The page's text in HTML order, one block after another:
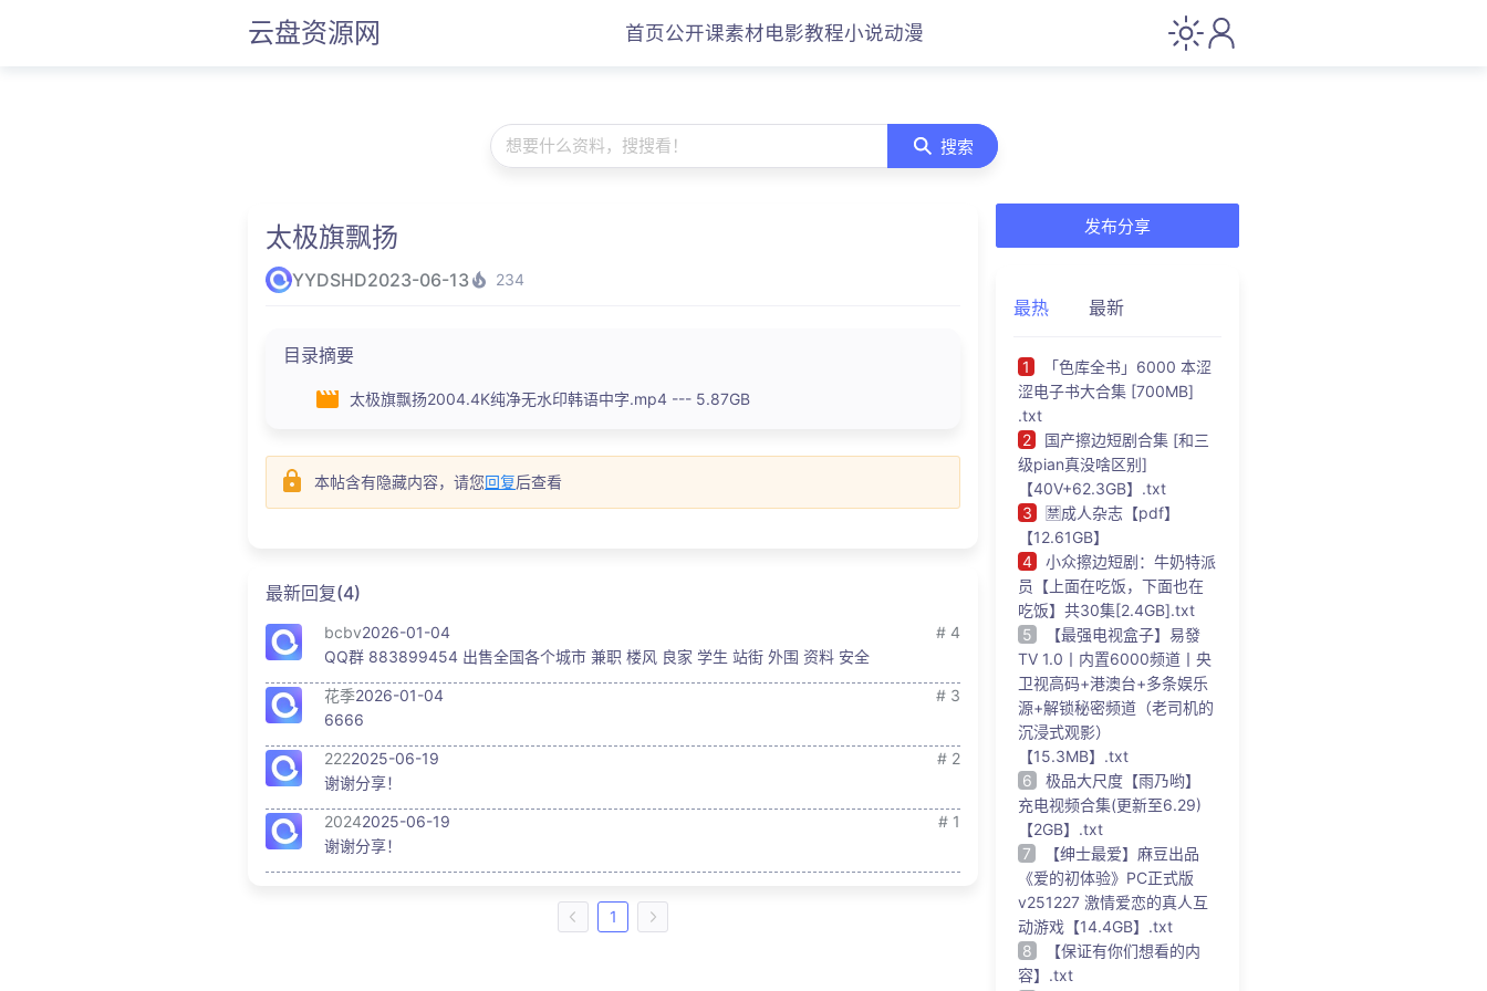
云盘资源网 首页公开课素材电影教程小说动漫
想要什么资料，搜搜看！ 搜索
太极旗飘扬
YYDSHD2023-06-13 234
目录摘要
太极旗飘扬2004.4K纯净无水印韩语中字.mp4 --- 5.87GB
本帖含有隐藏内容，请您回复后查看
最新回复(4)
bcbv2026-01-04
# 4
QQ群 883899454 出售全国各个城市 兼职 楼风 良家 学生 站街 外围 资料 安全
花季2026-01-04
# 3
6666
2222025-06-19
# 2
谢谢分享！
20242025-06-19
# 1
谢谢分享！
1
发布分享
最热 最新
1
「色库全书」6000 本涩
涩电子书大合集 [700MB]
.txt
2
国产擦边短剧合集 [和三
级pian真没啥区别]
【40V+62.3GB】.txt
3
🈲成人杂志【pdf】
【12.61GB】
4
小众擦边短剧：牛奶特派
员【上面在吃饭，下面也在
吃饭】共30集[2.4GB].txt
5
【最强电视盒子】易發
TV 1.0丨内置6000频道丨央
卫视高码+港澳台+多条娱乐
源+解锁秘密频道（老司机的
沉浸式观影）
【15.3MB】.txt
6
极品大尺度【雨乃哟】
充电视频合集(更新至6.29)
【2GB】.txt
7
【绅士最爱】麻豆出品
《爱的初体验》PC正式版
v251227 激情爱恋的真人互
动游戏【14.4GB】.txt
8
【保证有你们想看的内
容】.txt